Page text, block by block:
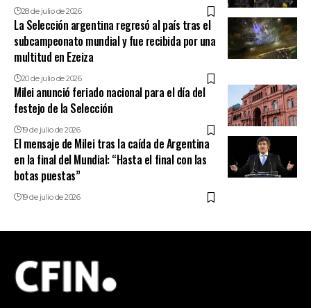
28 de julio de 2026
La Selección argentina regresó al país tras el
subcampeonato mundial y fue recibida por una
multitud en Ezeiza
20 de julio de 2026
Milei anunció feriado nacional para el día del
festejo de la Selección
19 de julio de 2026
El mensaje de Milei tras la caída de Argentina
en la final del Mundial: “Hasta el final con las
botas puestas”
19 de julio de 2026